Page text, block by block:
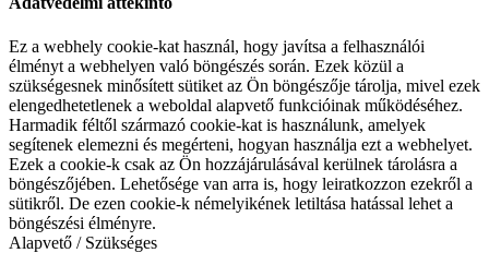
Ez a webhely cookie-kat használ, hogy javítsa a felhasználói
élményt a webhelyen való böngészés során. Ezek közül a
szükségesnek minősített sütiket az Ön böngészője tárolja, mivel ezek
elengedhetetlenek a weboldal alapvető funkcióinak működéséhez.
Harmadik féltől származó cookie-kat is használunk, amelyek
segítenek elemezni és megérteni, hogyan használja ezt a webhelyet.
Ezek a cookie-k csak az Ön hozzájárulásával kerülnek tárolásra a
böngészőjében. Lehetősége van arra is, hogy leiratkozzon ezekről a
sütikről. De ezen cookie-k némelyikének letiltása hatással lehet a
böngészési élményre.
Alapvető / Szükséges